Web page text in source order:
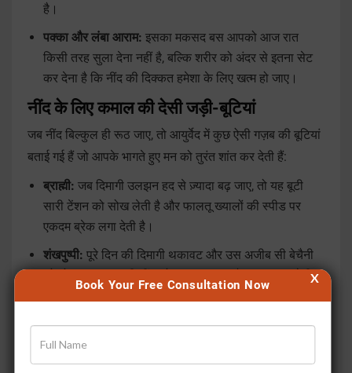
Book Your Free Consultation Now X
है।
पक्का और लंबा आराम: इसका मकसद बस आपको आज रात
किसी तरह सुला देना नहीं है, बल्कि शरीर को अंदर से इतना सेट
कर देना है कि नींद की दिक्कत हमेशा के लिए खत्म हो जाए।
नींद के लिए कमाल की देसी जड़ी-बूटियां
जब नींद बिल्कुल ही रूठ जाए, तो आयुर्वेद में कुछ ऐसी गज़ब की बूटियां
बताई गई हैं जो आपके भागते हुए मन को तुरंत शांत कर देती हैं:
ब्राह्मी: जब दिमागी उलझन हद से ज़्यादा बढ़ जाए, तो यह बूटी
सारी टेंशन को सोख लेती है और फालतू ख्यालों की स्पीड पर
एकदम ब्रेक लगा देती है।
शंखपुष्पी: पूरे दिन की दिमागी थकावट और उस अजीब सी बेचैनी
को धोकर, यह आपकी नींद को एकदम गहरा और पक्का कर देती
अश्वगंधा:अगर आपका शरीर अंदर से बिल्कुल कमज़ोर पड़ चुका
है, तो यह आपकी नस-नस का तनाव खींच लेती है और एक बहुत ही
मीठी नींद लाती है।